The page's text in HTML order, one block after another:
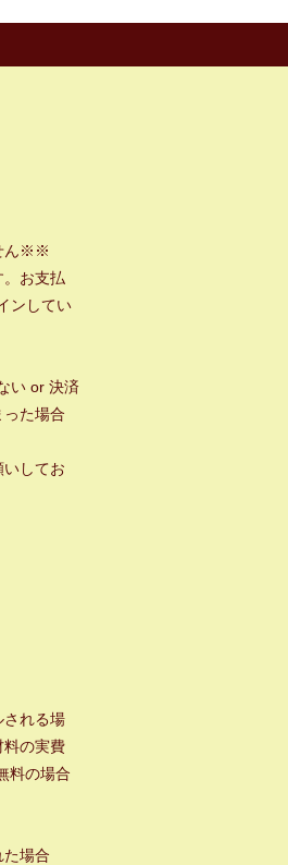
ん※※
。お支払
ンしてい
い or 決済
た場合
してお
れる場
料の実費
料の場合
た場合